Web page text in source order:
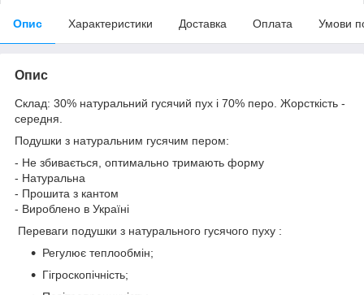
Опис Характеристики Доставка Оплата Умови
Опис
Склад: 30% натуральний гусячий пух і 70% перо. Жорсткість -
середня.
Подушки з натуральним гусячим пером:
- Не збивається, оптимально тримають форму
- Натуральна
- Прошита з кантом
- Вироблено в Україні
Переваги подушки з натурального гусячого пуху :
Регулює теплообмін;
Гігроскопічність;